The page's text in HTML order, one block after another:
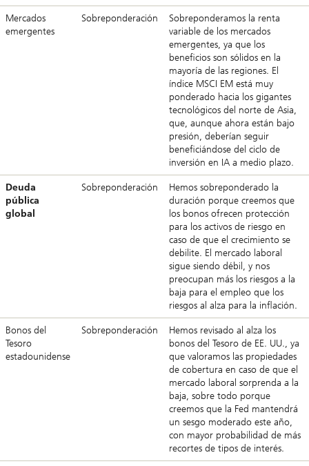
Mercados
emergentes
Sobreponderación
Sobreponderamos la renta
variable de los mercados
emergentes, ya que los
beneficios son sólidos en la
mayoría de las regiones. El
índice MSCI EM está muy
ponderado hacia los gigantes
tecnológicos del norte de Asia,
que, aunque ahora están bajo
presión, deberían seguir
beneficiándose del ciclo de
inversión en IA a medio plazo.
Deuda
pública
global
Sobreponderación
Hemos sobreponderado la
duración porque creemos que
los bonos ofrecen protección
para los activos de riesgo en
caso de que el crecimiento se
debilite. El mercado laboral
sigue siendo débil, y nos
preocupan más los riesgos a la
baja para el empleo que los
riesgos al alza para la inflación.
Bonos del
Tesoro
estadounidense
Sobreponderación
Hemos revisado al alza los
bonos del Tesoro de EE. UU., ya
que valoramos las propiedades
de cobertura en caso de que el
mercado laboral sorprenda a la
baja, sobre todo porque
creemos que la Fed mantendrá
un sesgo moderado este año,
con mayor probabilidad de más
recortes de tipos de interés.